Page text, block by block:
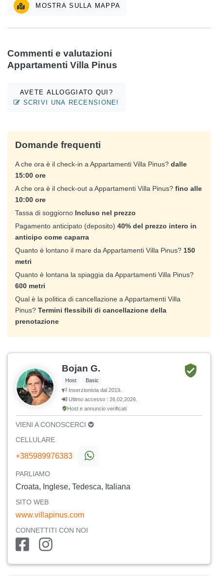
MOSTRA SULLA MAPPA
Commenti e valutazioni
Appartamenti Villa Pinus
AVETE ALLOGGIATO QUI?
SCRIVI UNA RECENSIONE!
Domande frequenti
A che ora è il check-in a Appartamenti Villa Pinus? dalle
15:00 ore
A che ora è il check-out a Appartamenti Villa Pinus? fino alle
10:00 ore
Tassa di soggiorno Incluso nel prezzo
Pagamento anticipato (deposito) 40% del prezzo intero in
anticipo come caparra
Quanto è lontano il mare da Appartamenti Villa Pinus? 150
metri
Quanto è lontana la spiaggia da Appartamenti Villa Pinus?
600 metri
Qual è la politica di cancellazione a Appartamenti Villa
Pinus? Termini flessibili di cancellazione della
prenotazione
Bojan G.
Host
Basic
Inserzionista dal 2019.
Ultimo accesso : 26.02.2026.
Host e annuncio verificati
VIENI A CONOSCERCI
CELLULARE
+385989976383
PARLIAMO
Croata, Inglese, Tedesca, Italiana
SITO WEB
www.villapinus.com
CONNETTITI CON NOI